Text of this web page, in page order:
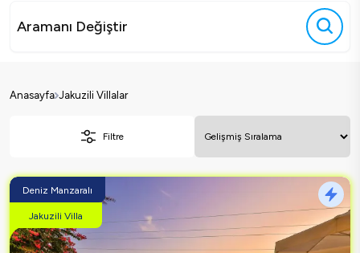
Aramanı Değiştir
Anasayfa Jakuzili Villalar
Filtre
Deniz Manzaralı
Jakuzili Villa